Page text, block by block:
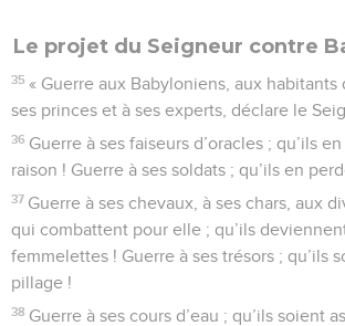
Le projet du Seigneur contre
35 « Guerre aux Babyloniens, aux habitants
ses princes et à ses experts, déclare le
36 Guerre à ses faiseurs d’oracles ; qu’ils
raison ! Guerre à ses soldats ; qu’ils en
37 Guerre à ses chevaux, à ses chars, aux
qui combattent pour elle ; qu’ils
femmelettes ! Guerre à ses trésors ; qu’ils
pillage !
38 Guerre à ses cours d’eau ; qu’ils soient